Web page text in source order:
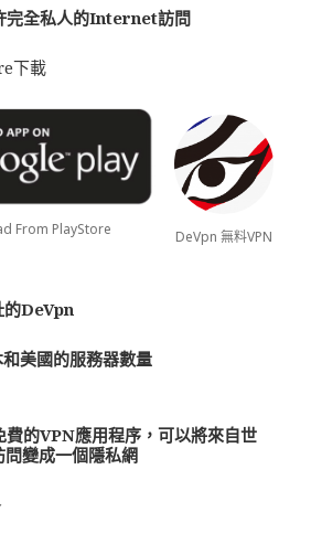
完全私人的Internet訪問
下載
DeVpn 無料VPN
From PlayStore
的DeVpn
美國的服務器數量
費的VPN應用程序，可以將來自世
變成一個隱私網